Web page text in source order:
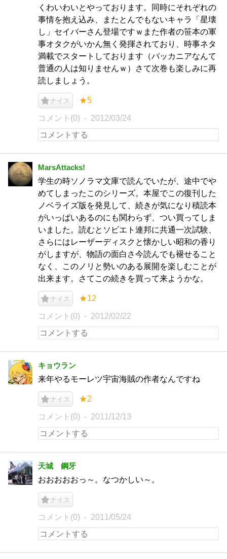
くわいわいとやっております。同時にそれぞれの
事情を抱え込み、またとんでもないキャラ「星壊
し」セイバーさん登場ですｗまた作者の笹本の軍
事オタクがいかん無く発揮されており、時事ネタ
満載でスタートしております（バッカニアなんて
普通の人は知りませんｗ）さて次巻も楽しみに再
読しましょう。
ナイス ★5
コメント(0) 2012/03/24
MarsAttacks!
学生の時ソノラマ文庫で読んでいたが、途中でや
めてしまったこのシリーズ。本屋でこの復刊した
ノベライズ版を発見して、続きが気になり積読本
がいっぱいあるのにも関わらず、つい買ってしま
いました。読むとソビエト連邦に共通一次試験、
さらにはレーザーディスクと懐かしい昭和の香り
がしますが、物語の面白さ今読んでも褪せること
なく、このノリと勢いのある展開を楽しむことが
出来ます。さてこの続きを買って来ようかな。
ナイス ★12
コメント(0) 2012/02/22
キョウラン
来年やるモーレツ宇宙海賊の作者なんですね
ナイス ★2
コメント(0) 2011/12/13
天城 鋼牙
おおおおおっ～。なつかしい～。
ナイス
コメント(0) 2011/05/24